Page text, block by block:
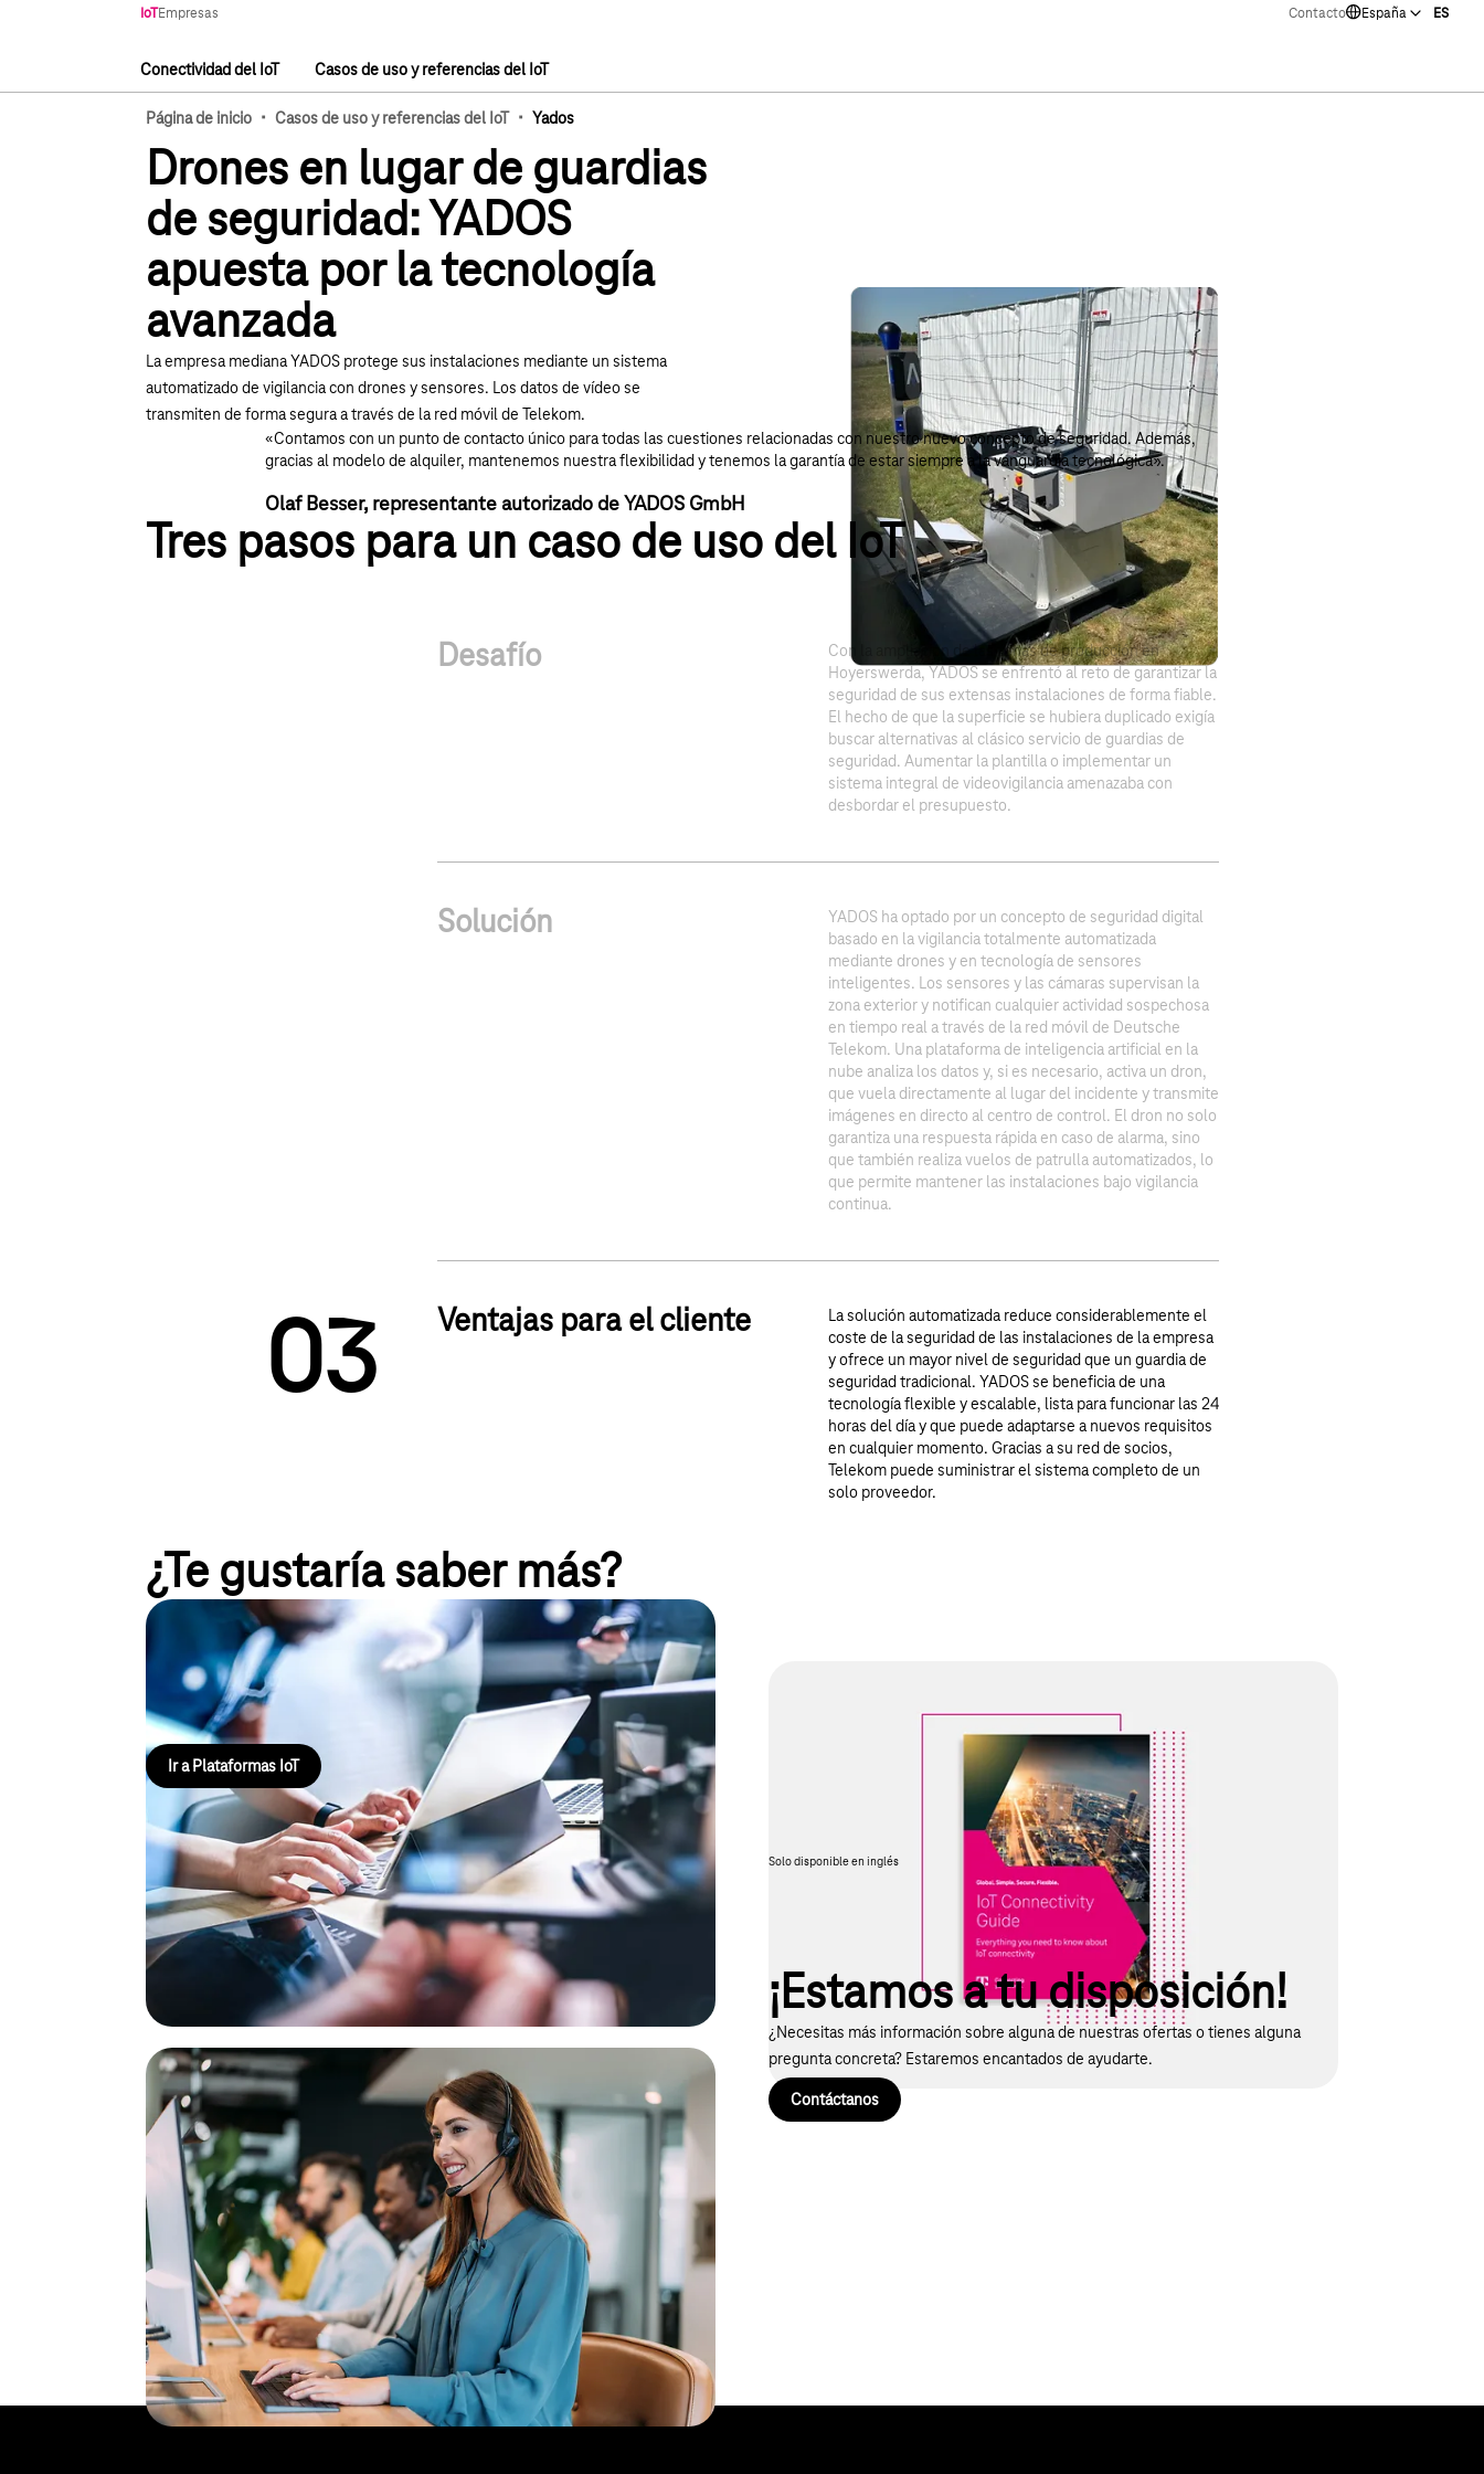
IoTEmpresas
Navegación principal
Conectividad del IoT Casos de uso y referencias del IoT
Contacto España ES
Página de inicio · Casos de uso y referencias del IoT · Yados
Drones en lugar de guardias
de seguridad: YADOS
apuesta por la tecnología
avanzada
La empresa mediana YADOS protege sus instalaciones mediante un sistema
automatizado de vigilancia con drones y sensores. Los datos de vídeo se
transmiten de forma segura a través de la red móvil de Telekom.
«Contamos con un punto de contacto único para todas las cuestiones relacionadas con nuestro nuevo concepto de seguridad. Además,
gracias al modelo de alquiler, mantenemos nuestra flexibilidad y tenemos la garantía de estar siempre a la vanguardia tecnológica».
Olaf Besser, representante autorizado de YADOS GmbH
Tres pasos para un caso de uso del IoT
03
Desafío
Con la ampliación de las zonas de producción en
Hoyerswerda, YADOS se enfrentó al reto de garantizar la
seguridad de sus extensas instalaciones de forma fiable.
El hecho de que la superficie se hubiera duplicado exigía
buscar alternativas al clásico servicio de guardias de
seguridad. Aumentar la plantilla o implementar un
sistema integral de videovigilancia amenazaba con
desbordar el presupuesto.
Solución
YADOS ha optado por un concepto de seguridad digital
basado en la vigilancia totalmente automatizada
mediante drones y en tecnología de sensores
inteligentes. Los sensores y las cámaras supervisan la
zona exterior y notifican cualquier actividad sospechosa
en tiempo real a través de la red móvil de Deutsche
Telekom. Una plataforma de inteligencia artificial en la
nube analiza los datos y, si es necesario, activa un dron,
que vuela directamente al lugar del incidente y transmite
imágenes en directo al centro de control. El dron no solo
garantiza una respuesta rápida en caso de alarma, sino
que también realiza vuelos de patrulla automatizados, lo
que permite mantener las instalaciones bajo vigilancia
continua.
Ventajas para el cliente
La solución automatizada reduce considerablemente el
coste de la seguridad de las instalaciones de la empresa
y ofrece un mayor nivel de seguridad que un guardia de
seguridad tradicional. YADOS se beneficia de una
tecnología flexible y escalable, lista para funcionar las 24
horas del día y que puede adaptarse a nuevos requisitos
en cualquier momento. Gracias a su red de socios,
Telekom puede suministrar el sistema completo de un
solo proveedor.
¿Te gustaría saber más?
Plataformas IoT
Gestiona tus datos, dispositivos y conexiones IoT, todo en un solo lugar.
Ir a Plataformas IoT
Guía de conectividad IoT
¿Quieres saber más sobre lo que debes tener en cuenta a la hora de conectar tus
productos a través de la red móvil? ¿Qué obstáculos hay que superar en un
despliegue internacional? ¿O cómo gestionar tus componentes IoT? Encontrarás
todas las respuestas en nuestra «Guía de conectividad IoT» gratuita.
Solo disponible en inglés
¡Estamos a tu disposición!
¿Necesitas más información sobre alguna de nuestras ofertas o tienes alguna
pregunta concreta? Estaremos encantados de ayudarte.
Contáctanos